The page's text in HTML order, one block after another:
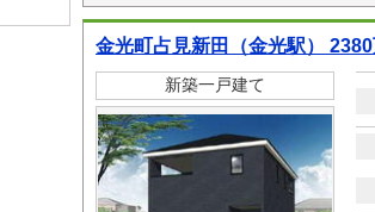
金光町占見新田（金光駅）
新築一戸建て